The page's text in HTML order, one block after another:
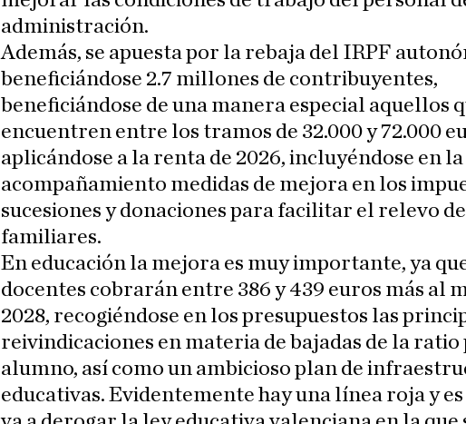
administración.
Además, se apuesta por la rebaja del IRPF
beneficiándose 2.7 millones de contribuyentes,
beneficiándose de una manera especial aquellos
encuentren entre los tramos de 32.000 y 72.000
aplicándose a la renta de 2026, incluyéndose en
acompañamiento medidas de mejora en los
sucesiones y donaciones para facilitar el relevo
familiares.
En educación la mejora es muy importante, ya
docentes cobrarán entre 386 y 439 euros más al
2028, recogiéndose en los presupuestos las
reivindicaciones en materia de bajadas de la
alumno, así como un ambicioso plan de
educativas. Evidentemente hay una línea roja y es